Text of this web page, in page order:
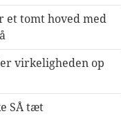
et tomt hoved med
virkeligheden op
SÅ tæt